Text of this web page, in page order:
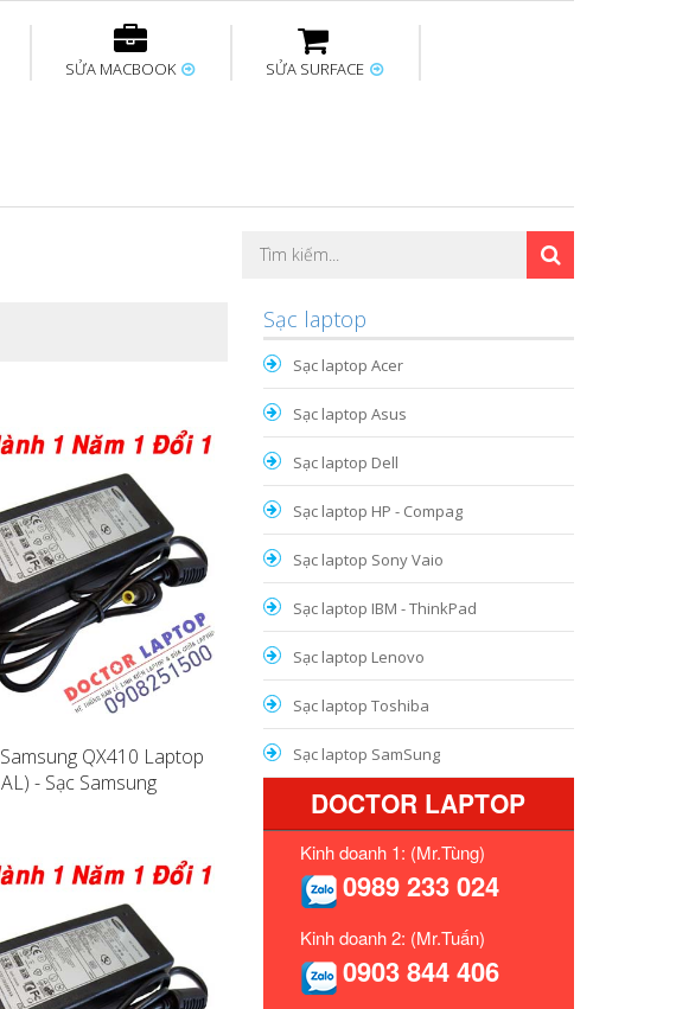
Thay Pin Laptop
SỬA MACBOOK
Thay màn hình Thay bàn phím
SỬA SURFACE
không Thay sạc Surface Sửa Mainboard
QX410 Laptop
- Sạc Samsung
Sạc laptop
Sạc laptop Acer
Sạc laptop Asus
Sạc laptop Dell
Sạc laptop HP - Compag
Sạc laptop Sony Vaio
Sạc laptop IBM - ThinkPad
Sạc laptop Lenovo
Sạc laptop Toshiba
Sạc laptop SamSung
DOCTOR LAPTOP
Kinh doanh 1: (Mr.Tùng)
0989 233 024
Kinh doanh 2: (Mr.Tuấn)
0903 844 406